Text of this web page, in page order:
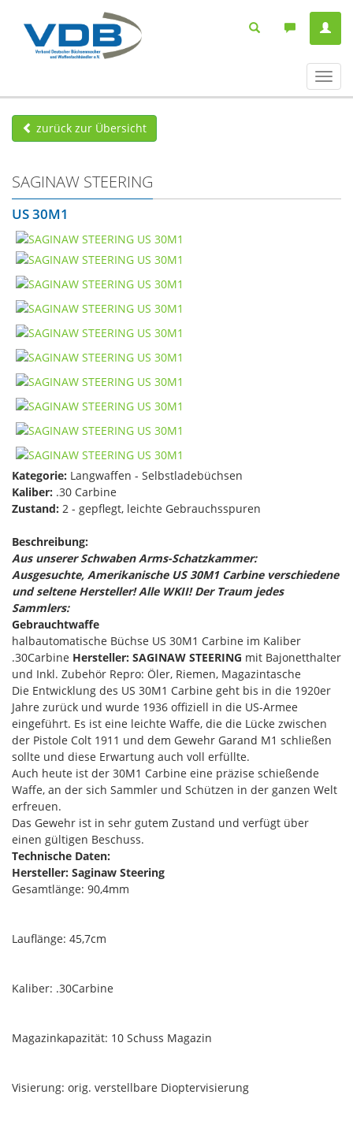
ein-/
zurück zur Übersicht
SAGINAW STEERING
US 30M1
Kategorie: Langwaffen - Selbstladebüchsen
Kaliber: .30 Carbine
Zustand: 2 - gepflegt, leichte Gebrauchsspuren
Beschreibung:
Aus unserer Schwaben Arms-Schatzkammer:
Ausgesuchte, Amerikanische US 30M1 Carbine verschiedene
und seltene Hersteller! Alle WKII! Der Traum jedes
Sammlers:
Gebrauchtwaffe
halbautomatische Büchse US 30M1 Carbine im Kaliber
.30Carbine Hersteller: SAGINAW STEERING mit Bajonetthalter
und Inkl. Zubehör Repro: Öler, Riemen, Magazintasche
Die Entwicklung des US 30M1 Carbine geht bis in die 1920er
Jahre zurück und wurde 1936 offiziell in die US-Armee
eingeführt. Es ist eine leichte Waffe, die die Lücke zwischen
der Pistole Colt 1911 und dem Gewehr Garand M1 schließen
sollte und diese Erwartung auch voll erfüllte.
Auch heute ist der 30M1 Carbine eine präzise schießende
Waffe, an der sich Sammler und Schützen in der ganzen Welt
erfreuen.
Das Gewehr ist in sehr gutem Zustand und verfügt über
einen gültigen Beschuss.
Technische Daten:
Hersteller: Saginaw Steering
Gesamtlänge: 90,4mm
Lauflänge: 45,7cm
Kaliber: .30Carbine
Magazinkapazität: 10 Schuss Magazin
Visierung: orig. verstellbare Dioptervisierung